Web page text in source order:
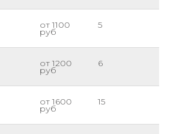
от 1100
руб
5
от 1200
руб
6
от 1600
руб
15